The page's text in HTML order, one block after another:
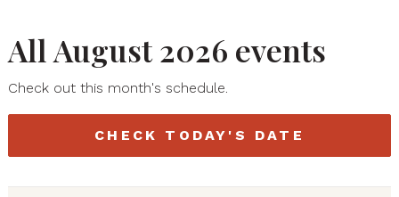
All August 2026 events
Check out this month's schedule.
CHECK TODAY'S DATE